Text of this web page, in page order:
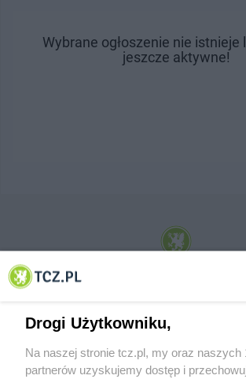
Wybrane ogłoszenie nie istnieje
jeszcze aktywne!
© 2001-2026 Tczew - TCZ.PL Sp. z o.o. Internetowy
Drogi Użytkowniku,
Na naszej stronie tcz.pl, my oraz naszych
partnerów uzyskujemy dostęp i